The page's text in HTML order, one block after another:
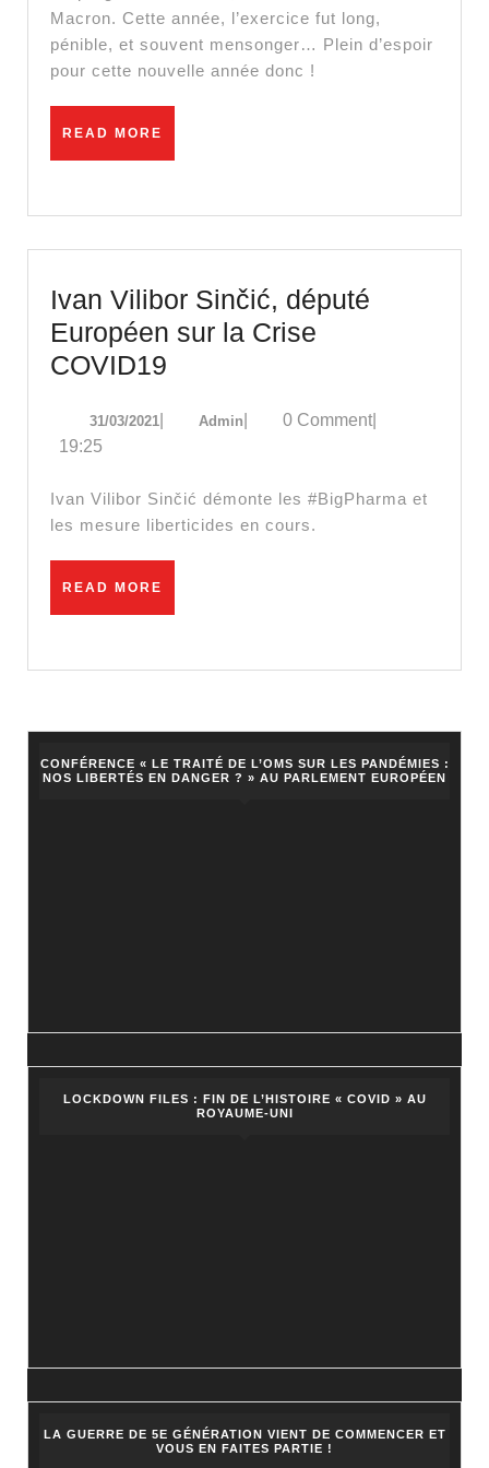
mégalo-
menteur
?
Macron. Cette année, l’exercice fut long,
pénible, et souvent mensonger… Plein d’espoir
pour cette nouvelle année donc !
READ MORE
Ivan Vilibor Sinčić, député
Européen sur la Crise
COVID19
Sinčić,
Européen
sur
la
31/03/202131/03/2021
AdminAdmin0 Comment
19:25
Ivan Vilibor Sinčić démonte les #BigPharma et
les mesure liberticides en cours.
READ MORE
CONFÉRENCE « LE TRAITÉ DE L’OMS SUR LES PANDÉMIES :
NOS LIBERTÉS EN DANGER ? » AU PARLEMENT EUROPÉEN
LOCKDOWN FILES : FIN DE L’HISTOIRE « COVID » AU
ROYAUME-UNI
LA GUERRE DE 5E GÉNÉRATION VIENT DE COMMENCER ET
VOUS EN FAITES PARTIE !